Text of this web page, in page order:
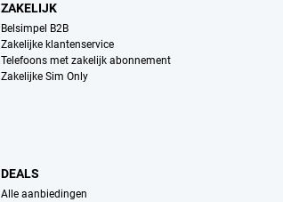
ZAKELIJK
Belsimpel B2B
Zakelijke klantenservice
Telefoons met zakelijk abonnement
Zakelijke Sim Only
DEALS
Alle aanbiedingen